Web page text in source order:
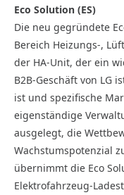
Eco Solution (ES)
Die neu gegründete
Bereich Heizungs-,
der HA-Unit, der ein
B2B-Geschäft von LG
ist und spezifische
eigenständige
ausgelegt, die
Wachstumspotenzial
übernimmt die Eco
Elektrofahrzeug-